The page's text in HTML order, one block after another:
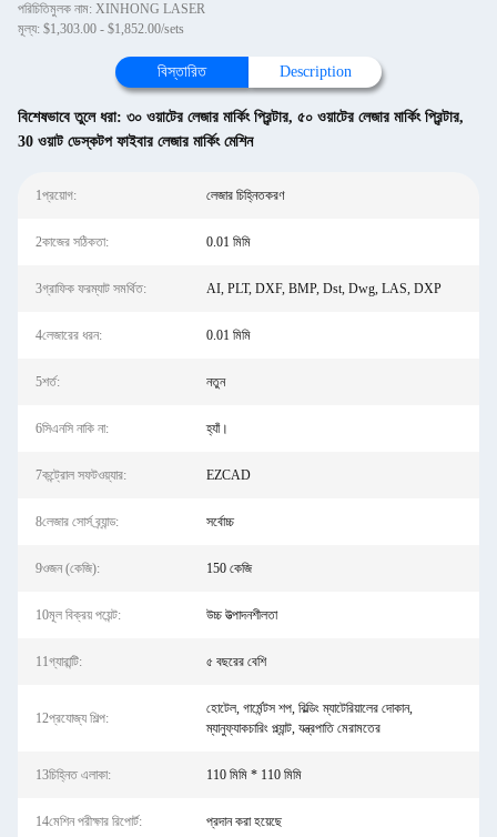
পরিচিতিমুলক নাম: XINHONG LASER
মূল্য: $1,303.00 - $1,852.00/sets
বিস্তারিত Description
বিশেষভাবে তুলে ধরা: ৩০ ওয়াটের লেজার মার্কিং প্রিন্টার, ৫০ ওয়াটের লেজার মার্কিং প্রিন্টার,
30 ওয়াট ডেস্কটপ ফাইবার লেজার মার্কিং মেশিন
1প্রয়োগ: লেজার চিহ্নিতকরণ
2কাজের সঠিকতা: 0.01 মিমি
3গ্রাফিক ফরম্যাট সমর্থিত: AI, PLT, DXF, BMP, Dst, Dwg, LAS, DXP
4লেজারের ধরন: 0.01 মিমি
5শর্ত: নতুন
6সিএনসি নাকি না: হ্যাঁ।
7কন্ট্রোল সফটওয়্যার: EZCAD
8লেজার সোর্স ব্র্যান্ড: সর্বোচ্চ
9ওজন (কেজি): 150 কেজি
10মূল বিক্রয় পয়েন্ট: উচ্চ উত্পাদনশীলতা
11গ্যারান্টি: ৫ বছরের বেশি
12প্রযোজ্য শিল্প:
হোটেল, গার্মেন্টস শপ, বিল্ডিং ম্যাটেরিয়ালের দোকান,
ম্যানুফ্যাকচারিং প্ল্যান্ট, যন্ত্রপাতি মেরামতের
13চিহ্নিত এলাকা: 110 মিমি * 110 মিমি
14মেশিন পরীক্ষার রিপোর্ট: প্রদান করা হয়েছে